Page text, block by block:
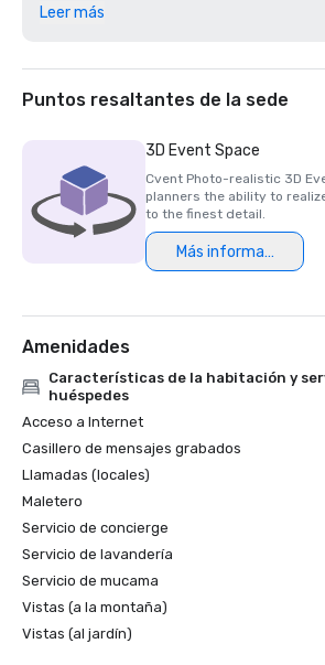
Unidos
#1 en los campos de golf del área
bahía
Revista de viajes de lujo -2023
Los hoteles más románticos del mundo
Premios de restaurantes Wine
Premio a la excelencia Best of
Diario empresarial de silicio — 2021
Los campos de golf #1 más difíciles del
Metropolitana de la Bahía
#7 Los 100 mejores campos en los que
California y #69 en EE. UU.
Forbes — febrero de 2020
Premio 4 estrellas para el resort
Leer más
Puntos resaltantes de la sede
3D Event Space
Cvent Photo-realistic 3D
planners the ability to
to the finest detail.
Más información
Amenidades
Características de la habitación y
huéspedes
Acceso a Internet
Casillero de mensajes grabados
Llamadas (locales)
Maletero
Servicio de concierge
Servicio de lavandería
Servicio de mucama
Vistas (a la montaña)
Vistas (al jardín)